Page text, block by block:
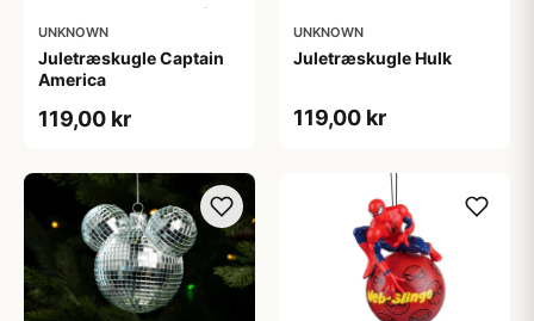
UNKNOWN
Juletræskugle Captain
America
119,00 kr
UNKNOWN
Juletræskugle Hulk
119,00 kr